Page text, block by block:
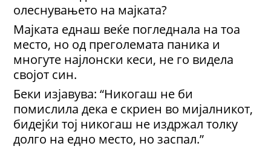
олеснувањето на мајката?
Мајката еднаш веќе погледнала на тоа
место, но од преголемата паника и
многуте најлонски кеси, не го видела
својот син.
Беки изјавува: “Никогаш не би
помислила дека е скриен во мијалникот,
бидејќи тој никогаш не издржал толку
долго на едно место, но заспал.”